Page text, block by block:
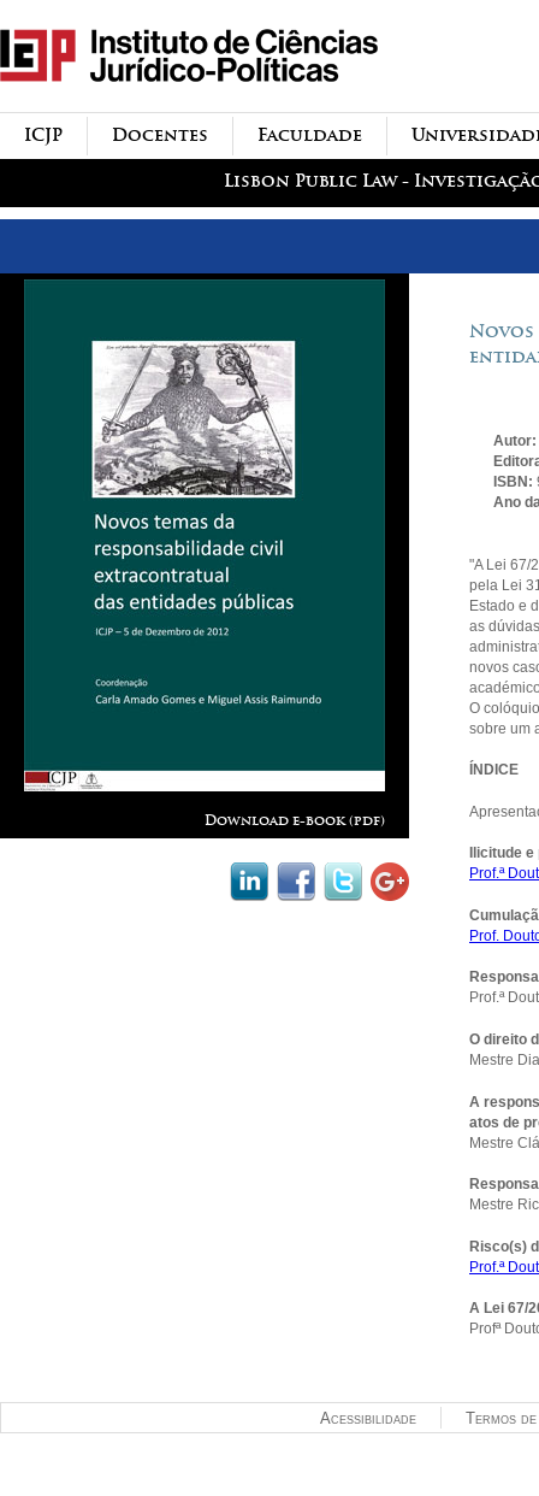
principal
icjp
menu-institucional Faculdade
Docentes
ICJP
Lisbon Public Law -
Download e-book (pdf)
ISBN:
Ano
"A Lei 67/
pela Lei
Estado e
as
novos
O
sobre um
ÍNDICE
Ilicitude
Prof.ª
Prof.
Prof.ª
O direito
Mestre
A
atos de
Mestre
Mestre
Risco(s)
Prof.ª
A Lei 67/
Profª
Termos
Acessibilidade